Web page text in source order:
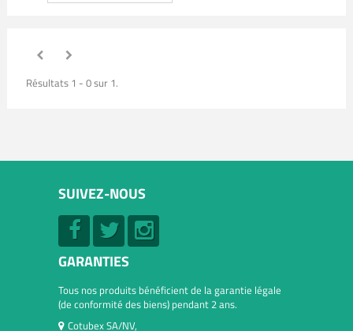
Résultats 1 - 0 sur 1.
SUIVEZ-NOUS
GARANTIES
Tous nos produits bénéficient de la garantie légale
(de conformité des biens) pendant 2 ans.
Cotubex SA/NV,